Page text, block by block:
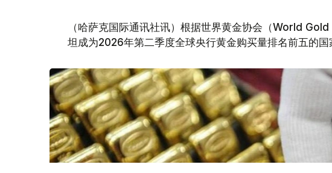
（哈萨克国际通讯社讯）根据世界黄金协会（World
坦成为2026年第二季度全球央行黄金购买量排名前五的国